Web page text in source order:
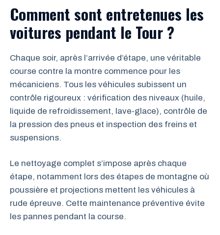
Comment sont entretenues les
voitures pendant le Tour ?
Chaque soir, après l’arrivée d’étape, une véritable
course contre la montre commence pour les
mécaniciens. Tous les véhicules subissent un
contrôle rigoureux : vérification des niveaux (huile,
liquide de refroidissement, lave-glace), contrôle de
la pression des pneus et inspection des freins et
suspensions.
Le nettoyage complet s’impose après chaque
étape, notamment lors des étapes de montagne où
poussière et projections mettent les véhicules à
rude épreuve. Cette maintenance préventive évite
les pannes pendant la course.